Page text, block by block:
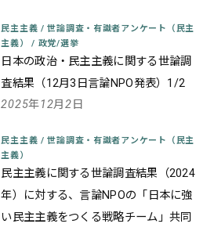
民主主義 / 世論調査・有識者アンケート（民主
主義）/ 政党/選挙
日本の政治・民主主義に関する世論調
査結果（12月3日言論NPO発表）1/2
2025年12月2日
民主主義 / 世論調査・有識者アンケート（民主
主義）
民主主義に関する世論調査結果（2024
年）に対する、言論NPOの「日本に強
い民主主義をつくる戦略チーム」共同